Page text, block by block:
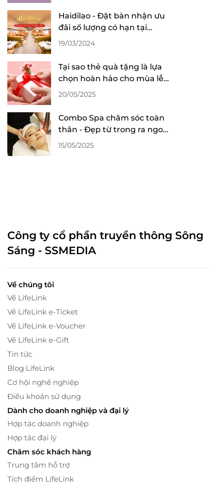
Haidilao - Đặt bàn nhận ưu
đãi số lượng có hạn tại
Dealtoday
19/03/2024
Tại sao thẻ quà tặng là lựa
chọn hoàn hảo cho mùa lễ
hội 2025
20/05/2025
Combo Spa chăm sóc toàn
thân - Đẹp từ trong ra ngoài,
giá siêu ưu đãi tại Mỹ Viện
15/05/2025
Công ty cổ phần truyền thông Sông
Sáng - SSMEDIA
Về chúng tôi
Về LifeLink
Về LifeLink e-Ticket
Về LifeLink e-Voucher
Về LifeLink e-Gift
Tin tức
Blog LifeLink
Cơ hội nghề nghiệp
Điều khoản sử dụng
Dành cho doanh nghiệp và đại lý
Hợp tác doanh nghiệp
Hợp tác đại lý
Chăm sóc khách hàng
Trung tâm hỗ trợ
Tích điểm LifeLink